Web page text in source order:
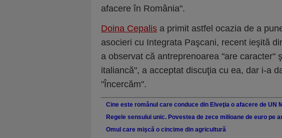
afacere în România".
Doina Cepalis a primit astfel ocazia de a
asocieri cu Integrata Paşcani, recent ieşită
a observat că antreprenoarea "are caracter"
italiancă", a acceptat discuţia cu ea, dar i-a
"Încercăm".
Cine este românul care conduce din Elveţia o afacere de UN
Regele sensului unic. Povestea de zece milioane de euro pe
Omul care mişcă o cincime din agricultură